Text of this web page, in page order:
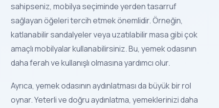
sahipseniz, mobilya seçiminde yerden tasarruf
sağlayan öğeleri tercih etmek önemlidir. Örneğin,
katlanabilir sandalyeler veya uzatılabilir masa gibi çok
amaçlı mobilyalar kullanabilirsiniz. Bu, yemek odasının
daha ferah ve kullanışlı olmasına yardımcı olur.
Ayrıca, yemek odasının aydınlatması da büyük bir rol
oynar. Yeterli ve doğru aydınlatma, yemeklerinizi daha